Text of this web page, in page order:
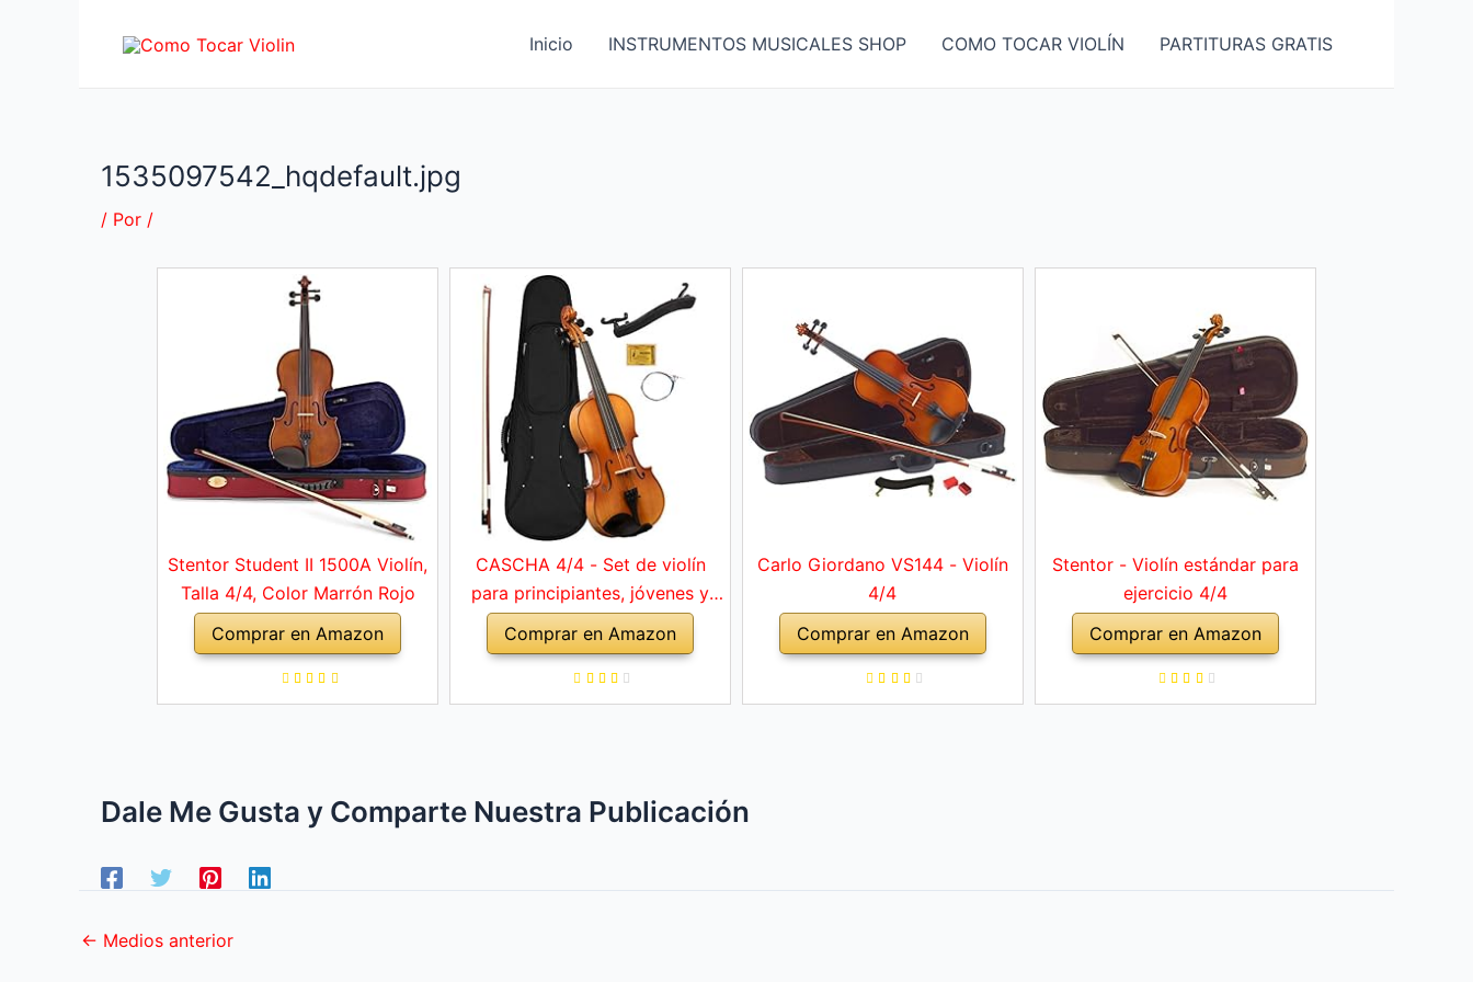
Inicio INSTRUMENTOS MUSICALES SHOP COMO TOCAR VIOLÍN PARTITURAS GRATIS
1535097542_hqdefault.jpg
/ Por /
Stentor Student II 1500A Violín,
Talla 4/4, Color Marrón Rojo
Comprar en Amazon
CASCHA 4/4 - Set de violín
para principiantes, jóvenes y
adultos, violín macizo con arco,
colofonia, cuerdas de repuesto,
soporte para hombro, maletín,
abeto natural
Comprar en Amazon
Carlo Giordano VS144 - Violín
4/4
Comprar en Amazon
Stentor - Violín estándar para
ejercicio 4/4
Comprar en Amazon
Dale Me Gusta y Comparte Nuestra Publicación
← Medios anterior